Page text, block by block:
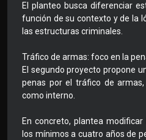
El planteo busca diferenciar
función de su contexto y de la
las estructuras criminales.
Tráfico de armas: foco en la
El segundo proyecto propone
penas por el tráfico de
como interno.
En concreto, plantea modificar
los mínimos a cuatro años de